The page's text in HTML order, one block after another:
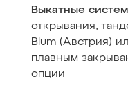
Выкатные
открывания,
Blum (Австрия)
плавным
опции